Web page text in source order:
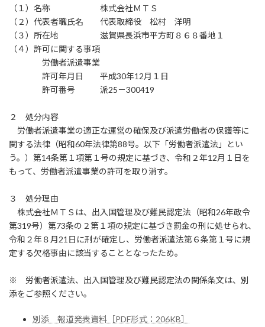
（１）名称 株式会社ＭＴＳ
（２）代表者職氏名 代表取締役 松村 洋明
（３）所在地 滋賀県長浜市平方町８６８番地１
（４）許可に関する事項
労働者派遣事業
許可年月日 平成30年12月１日
許可番号 派25－300419
２ 処分内容
労働者派遣事業の適正な運営の確保及び派遣労働者の保護等に
関する法律（昭和60年法律第88号。以下「労働者派遣法」とい
う。）第14条第１項第１号の規定に基づき、令和２年12月１日を
もって、労働者派遣事業の許可を取り消す。
３ 処分理由
株式会社ＭＴＳは、出入国管理及び難民認定法（昭和26年政令
第319号）第73条の２第１項の規定に基づき罰金の刑に処せられ、
令和２年８月21日に刑が確定し、労働者派遣法第６条第１号に規
定する欠格事由に該当することとなったため。
※ 労働者派遣法、出入国管理及び難民認定法の関係条文は、別
添をご参照ください。
別添 報道発表資料［PDF形式：206KB］